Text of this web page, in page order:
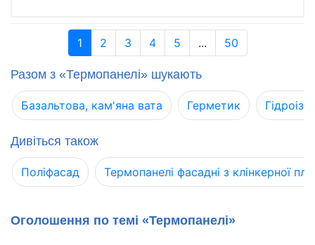
1 2 3 4 5 ... 50
Разом з «Термопанелі» шукають
Базальтова, кам'яна вата Герметик
Дивіться також
Поліфасад Термопанелі фасадні з клінкерної
Оголошення по темі «Термопанелі»